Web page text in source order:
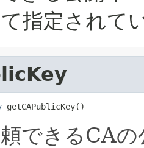
指定されて
getCAPublicKey()
できるCA